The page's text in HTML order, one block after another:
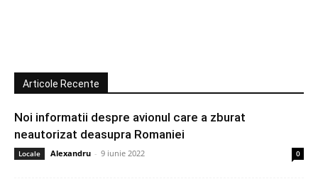
Articole Recente
Noi informatii despre avionul care a zburat
neautorizat deasupra Romaniei
Locale Alexandru - 9 iunie 2022 0